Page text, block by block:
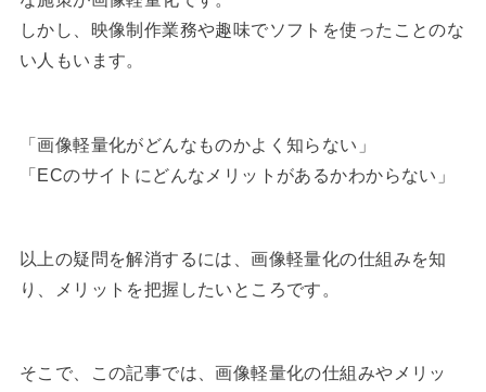
しかし、映像制作業務や趣味でソフトを使ったことのな
い人もいます。
「画像軽量化がどんなものかよく知らない」
「ECのサイトにどんなメリットがあるかわからない」
以上の疑問を解消するには、画像軽量化の仕組みを知
り、メリットを把握したいところです。
そこで、この記事では、画像軽量化の仕組みやメリッ